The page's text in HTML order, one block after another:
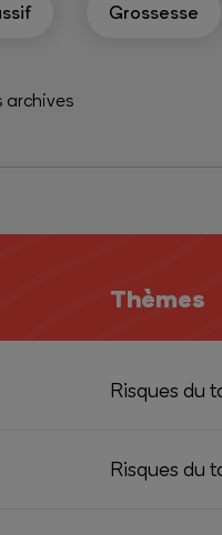
Grossesse
archives
Thèmes
Risques du
Risques du